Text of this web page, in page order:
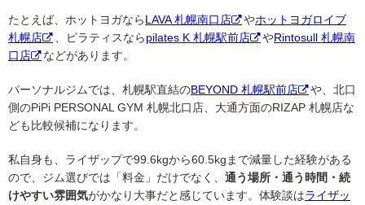
たとえば、ホットヨガならLAVA 札幌南口店 やホットヨガロイブ
札幌店
、ピラティスならpilates K 札幌駅前店 やRintosull 札幌南
口店
などがあります。
パーソナルジムでは、札幌駅直結のBEYOND 札幌駅前店
や、北口
側のPiPi PERSONAL GYM 札幌北口店、大通方面のRIZAP 札幌店な
ども比較候補になります。
私自身も、ライザップで99.6kgから60.5kgまで減量した経験がある
ので、ジム選びでは「料金」だけでなく、 通う場所・通う時間・続
けやすい雰囲気がかなり大事だと感じています。体験談はライザッ